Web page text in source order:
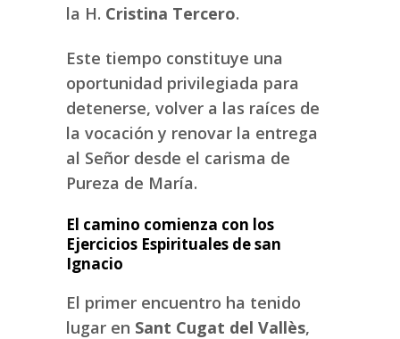
la H. Cristina Tercero.
Este tiempo constituye una
oportunidad privilegiada para
detenerse, volver a las raíces de
la vocación y renovar la entrega
al Señor desde el carisma de
Pureza de María.
El camino comienza con los
Ejercicios Espirituales de san
Ignacio
El primer encuentro ha tenido
lugar en Sant Cugat del Vallès,